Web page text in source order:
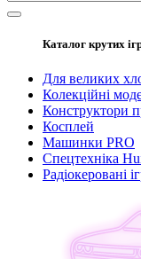
Каталог крутих
Для великих
Колекційні
Конструктори
Косплей
Машинки PRO
Спецтехніка
Радіокеровані